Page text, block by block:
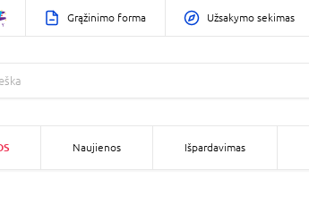
Grąžinimo forma Užsakymo sekimas
Naujienos Išpardavimas